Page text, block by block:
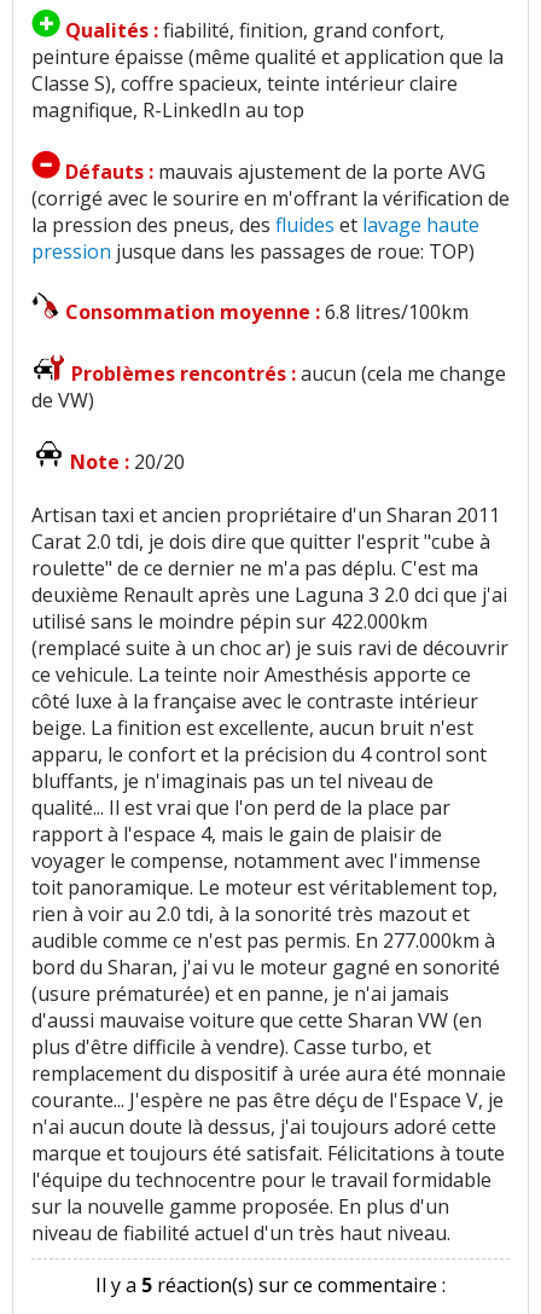
Qualités :fiabilité, finition, grand confort,
peinture épaisse (même qualité et application que la
Classe S), coffre spacieux, teinte intérieur claire
magnifique, R-LinkedIn au top
Défauts : mauvais ajustement de la porte AVG
(corrigé avec le sourire en m'offrant la vérification de
la pression des pneus, des fluides et lavage haute
pression jusque dans les passages de roue: TOP)
Consommation moyenne :6.8 litres/100km
Problèmes rencontrés :aucun (cela me change
de VW)
Note : 20/20
Artisan taxi et ancien propriétaire d'un Sharan 2011
Carat 2.0 tdi, je dois dire que quitter l'esprit "cube à
roulette" de ce dernier ne m'a pas déplu. C'est ma
deuxième Renault après une Laguna 3 2.0 dci que j'ai
utilisé sans le moindre pépin sur 422.000km
(remplacé suite à un choc ar) je suis ravi de découvrir
ce vehicule. La teinte noir Amesthésis apporte ce
côté luxe à la française avec le contraste intérieur
beige. La finition est excellente, aucun bruit n'est
apparu, le confort et la précision du 4 control sont
bluffants, je n'imaginais pas un tel niveau de
qualité... Il est vrai que l'on perd de la place par
rapport à l'espace 4, mais le gain de plaisir de
voyager le compense, notamment avec l'immense
toit panoramique. Le moteur est véritablement top,
rien à voir au 2.0 tdi, à la sonorité très mazout et
audible comme ce n'est pas permis. En 277.000km à
bord du Sharan, j'ai vu le moteur gagné en sonorité
(usure prématurée) et en panne, je n'ai jamais
d'aussi mauvaise voiture que cette Sharan VW (en
plus d'être difficile à vendre). Casse turbo, et
remplacement du dispositif à urée aura été monnaie
courante... J'espère ne pas être déçu de l'Espace V, je
n'ai aucun doute là dessus, j'ai toujours adoré cette
marque et toujours été satisfait. Félicitations à toute
l'équipe du technocentre pour le travail formidable
sur la nouvelle gamme proposée. En plus d'un
niveau de fiabilité actuel d'un très haut niveau.
Il y a 5 réaction(s) sur ce commentaire :